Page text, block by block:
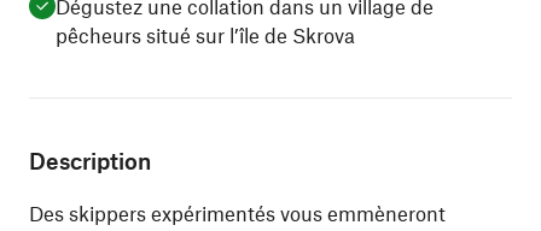
Dégustez une collation dans un village de
pêcheurs situé sur l’île de Skrova
Description
Des skippers expérimentés vous emmèneront